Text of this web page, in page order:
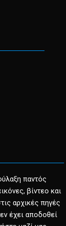
παντός
βίντεο και
αρχικές πηγές
έχει αποδοθεί